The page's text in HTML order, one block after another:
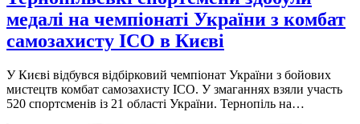
медалі на чемпіонаті України з комбат
самозахисту ІСО в Києві
У Києві відбувся відбірковий чемпіонат України з бойових
мистецтв комбат самозахисту ІСО. У змаганнях взяли участь
520 спортсменів із 21 області України. Тернопіль на…